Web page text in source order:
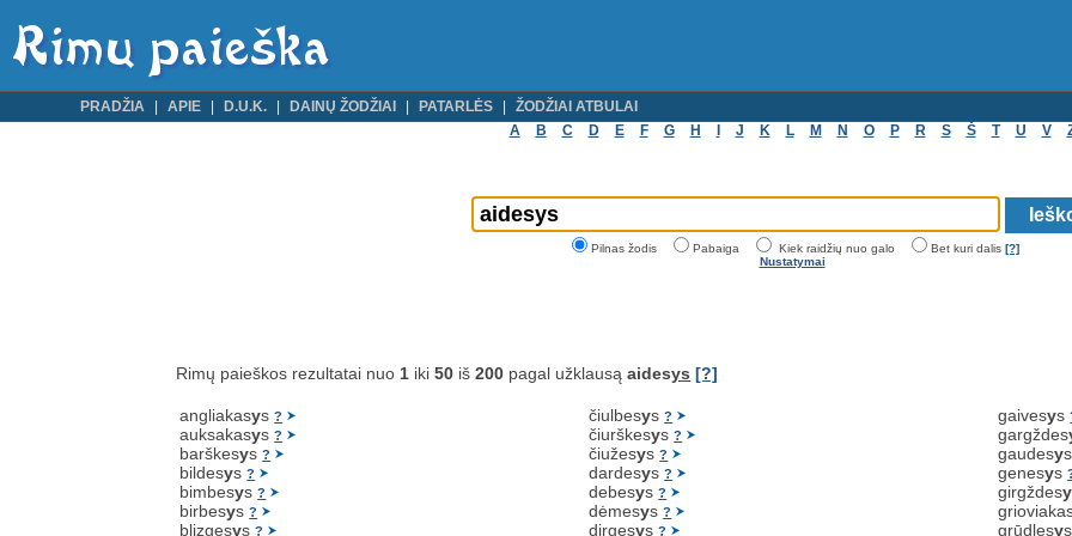
PRADŽIA APIE D.U.K. DAINŲ ŽODŽIAI PATARLĖS
ŽODŽIAI ATBULAI
A
B C D E F G H J K L M N O P R S Š T U V
Pilnas žodis Pabaiga Kiek raidžių nuo galo Bet kuri dalis [?]
Nustatymai
Rimų paieškos rezultatai nuo 1 iki50 iš200 pagal užklausąaidesys [?]
angliakasys?
auksakasys?
barškesys?
bildesys?
bimbesys?
birbesys?
blizgesys?
čiulbesys?
čiurškesys?
čiužesys?
dardesys?
debesys?
dėmesys?
dirgesys?
gaivesys
gargždes
gaudesy
genesys
girgždesy
grūdlesy